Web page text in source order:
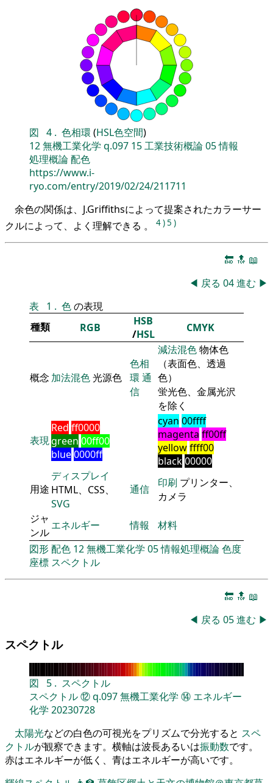
図 4 . 色相環 (HSL色空間)
12無機工業化学 q.097 15工業技術概論05情報
処理概論配色
https://www.i-
ryo.com/entry/2019/02/24/211711
余色の関係は、J.Griffithsによって提案されたカラーサー
クルによって、よく理解できる 。
4)5 )
🔚 🔝 📖
◀ 戻る 04進む ▶
表
1 . 色の表現
種類
RGB
HSB
/HSL CMYK
概念 加法混色光源色
色相
環 通
信
減法混色物体色
（表面色、透過
色）
蛍光色、金属光沢
を除く
表現
Red ff0000
green 00ff00
blue0000ff
cyan 00ffff
magenta ff00ff
yellowffff00
black00000
用途
ディスプレイ
HTML、CSS、
SVG
通信 印刷 プリンター、
カメラ
ジャ
ンル
エネルギー 情報
材料
図形配色 12無機工業化学 05情報処理概論色度
座標 スペクトル
🔚 🔝 📖
◀ 戻る 05進む ▶
スペクトル
図 5 . スペクトル
スペクトル⑫q.097無機工業化学 ⑭ エネルギー
化学 20230728
太陽光などの白色の可視光をプリズムで分光すると スペ
クトルが観察できます。横軸は波長あるいは振動数です。
赤はエネルギーが低く、青はエネルギーが高いです。